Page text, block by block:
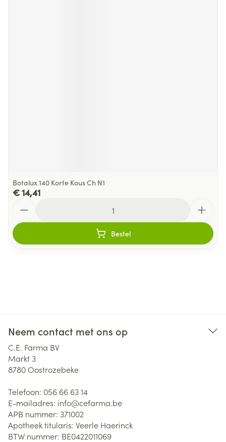
Botalux 140 Korte Kous Ch N1
€ 14,41
Bestel
Neem contact met ons op
C.E. Farma BV
Markt 3
8780Oostrozebeke
Telefoon: 056 66 63 14
E-mailadres: info@cefarma.be
APB nummer: 371002
Apotheek titularis: Veerle Haerinck
BTW nummer: BE0422011069